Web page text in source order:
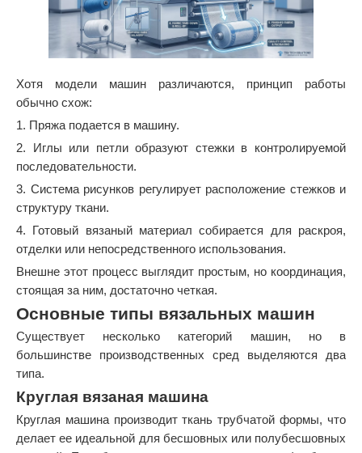
Хотя модели машин различаются, принцип работы
обычно схож:
1. Пряжа подается в машину.
2. Иглы или петли образуют стежки в контролируемой
последовательности.
3. Система рисунков регулирует расположение стежков и
структуру ткани.
4. Готовый вязаный материал собирается для раскроя,
отделки или непосредственного использования.
Внешне этот процесс выглядит простым, но координация,
стоящая за ним, достаточно четкая.
Основные типы вязальных машин
Существует несколько категорий машин, но в
большинстве производственных сред выделяются два
типа.
Круглая вязаная машина
Круглая машина производит ткань трубчатой ​​формы, что
делает ее идеальной для бесшовных или полубесшовных